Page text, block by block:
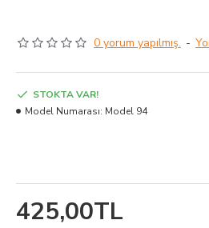
0 yorum yapılmış. -
425,00TL
STOKTA VAR!
Model Numarası: Model 94